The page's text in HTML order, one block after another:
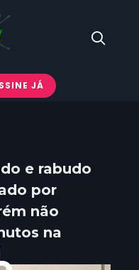
JÁ
e rabudo
por
não
na